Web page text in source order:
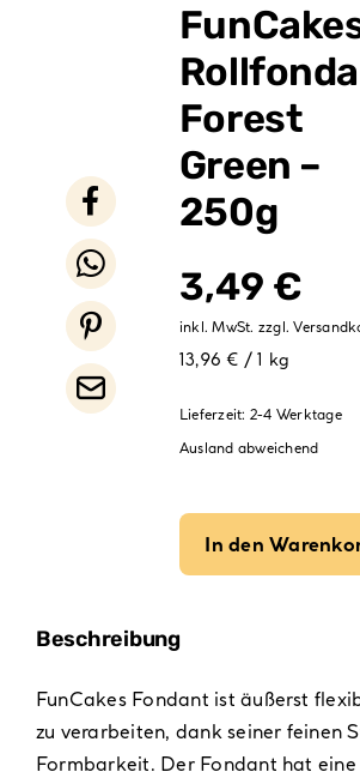
Partydekoration
Forest
Green –
250g
3,49 €
inkl. MwSt. zzgl.
13,96 € / 1 kg
Lieferzeit: 2-4 Werktage
Ausland abweichend
In den
Beschreibung
FunCakes Fondant ist äußerst
zu verarbeiten, dank seiner feinen
Formbarkeit. Der Fondant hat eine